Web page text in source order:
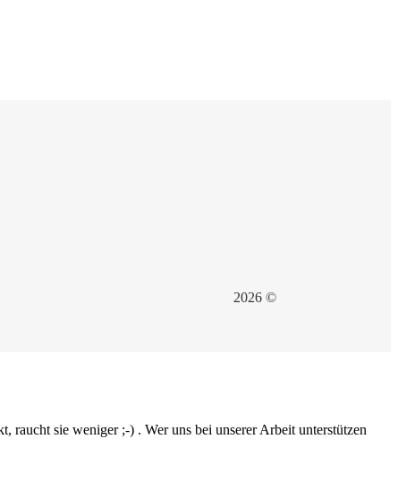
2026 ©
raucht sie weniger ;-) . Wer uns bei unserer Arbeit unterstützen